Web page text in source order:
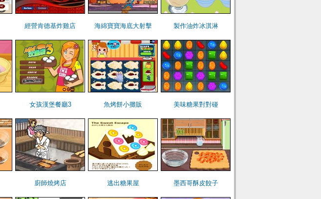
經營肯德基炸雞店 海綿寶寶海底大射擊 製作油炸冰淇淋
女孩漢堡餐廳3 魚烤餅小攤販 美味糖果對對碰
廚師燒烤店 逃出糖果屋 墨西哥酥皮餃子